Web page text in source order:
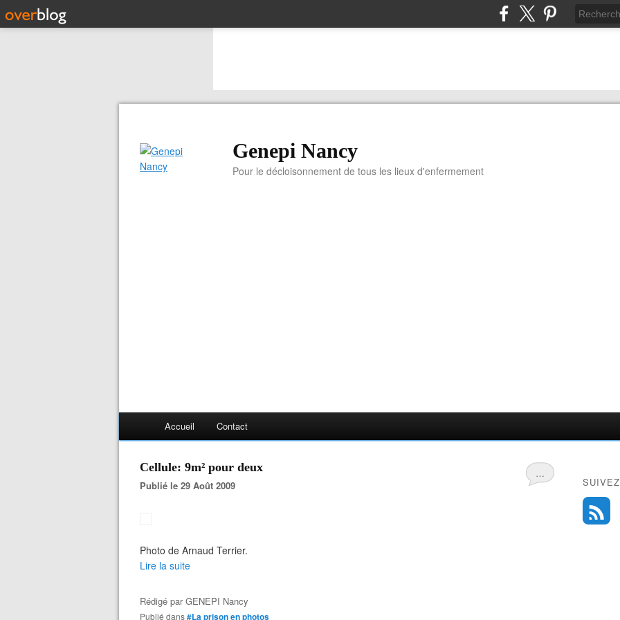
Genepi Nancy
Pour le décloisonnement de tous les lieux d'enfermement
Accueil Contact
…
Cellule: 9m² pour deux
Publié le 29 Août 2009
Photo de Arnaud Terrier.
Lire la suite
Rédigé parGENEPI Nancy
Publié dans#La prison en photos